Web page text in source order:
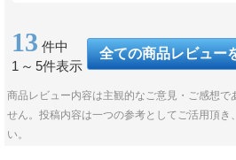
13 件中
1 ～ 5件表示
全ての商品レビュー
商品レビュー内容は主観的なご意見・ご感想で
せん。投稿内容は一つの参考としてご活用頂き
い。